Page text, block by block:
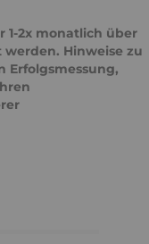
1-2x monatlich über
Hinweise zu
Erfolgsmessung,